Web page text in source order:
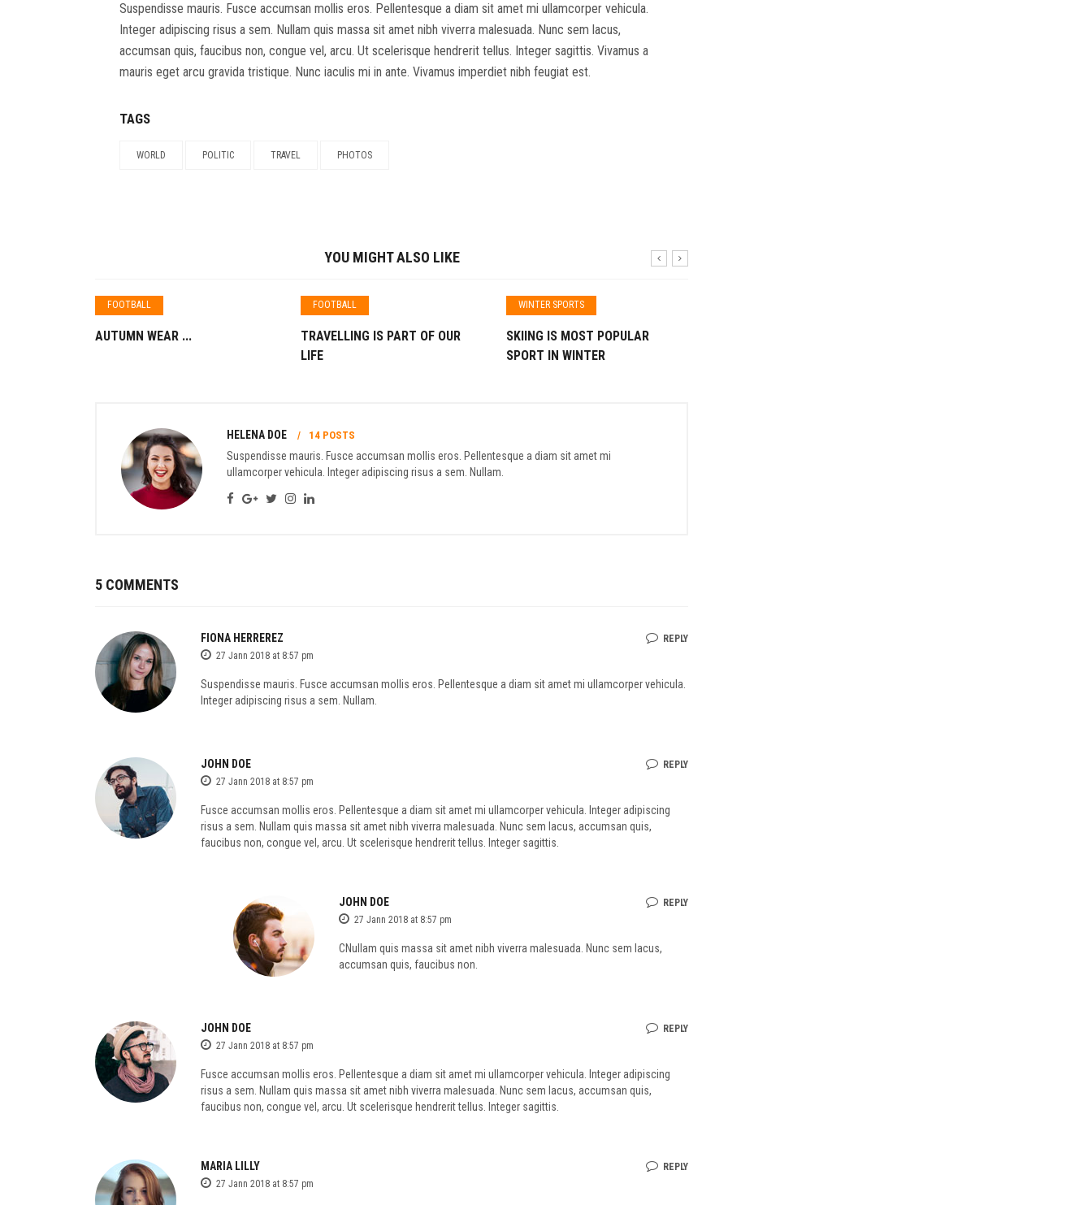
Suspendisse mauris. Fusce accumsan mollis eros. Pellentesque a diam sit amet mi ullamcorper vehicula.
Integer adipiscing risus a sem. Nullam quis massa sit amet nibh viverra malesuada. Nunc sem lacus,
accumsan quis, faucibus non, congue vel, arcu. Ut scelerisque hendrerit tellus. Integer sagittis. Vivamus a
mauris eget arcu gravida tristique. Nunc iaculis mi in ante. Vivamus imperdiet nibh feugiat est.
TAGS
WORLD POLITIC TRAVEL PHOTOS
YOU MIGHT ALSO LIKE
FOOTBALL
AUTUMN WEAR ...
FOOTBALL
TRAVELLING IS PART OF OUR
LIFE
WINTER SPORTS
SKIING IS MOST POPULAR
SPORT IN WINTER
HELENA DOE 14 POSTS
Suspendisse mauris. Fusce accumsan mollis eros. Pellentesque a diam sit amet mi
ullamcorper vehicula. Integer adipiscing risus a sem. Nullam.
5 COMMENTS
FIONA HERREREZ
REPLY
27 Jann 2018 at 8:57 pm
Suspendisse mauris. Fusce accumsan mollis eros. Pellentesque a diam sit amet mi ullamcorper vehicula.
Integer adipiscing risus a sem. Nullam.
JOHN DOE
REPLY
27 Jann 2018 at 8:57 pm
Fusce accumsan mollis eros. Pellentesque a diam sit amet mi ullamcorper vehicula. Integer adipiscing
risus a sem. Nullam quis massa sit amet nibh viverra malesuada. Nunc sem lacus, accumsan quis,
faucibus non, congue vel, arcu. Ut scelerisque hendrerit tellus. Integer sagittis.
JOHN DOE
REPLY
27 Jann 2018 at 8:57 pm
CNullam quis massa sit amet nibh viverra malesuada. Nunc sem lacus,
accumsan quis, faucibus non.
JOHN DOE
REPLY
27 Jann 2018 at 8:57 pm
Fusce accumsan mollis eros. Pellentesque a diam sit amet mi ullamcorper vehicula. Integer adipiscing
risus a sem. Nullam quis massa sit amet nibh viverra malesuada. Nunc sem lacus, accumsan quis,
faucibus non, congue vel, arcu. Ut scelerisque hendrerit tellus. Integer sagittis.
MARIA LILLY
REPLY
27 Jann 2018 at 8:57 pm